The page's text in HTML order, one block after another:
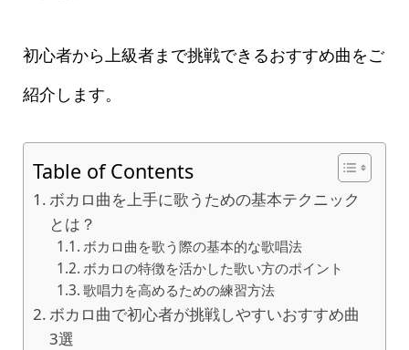
初心者から上級者まで挑戦できるおすすめ曲をご
紹介します。
Table of Contents
ボカロ曲を上手に歌うための基本テクニック
とは？
ボカロ曲を歌う際の基本的な歌唱法
ボカロの特徴を活かした歌い方のポイント
歌唱力を高めるための練習方法
ボカロ曲で初心者が挑戦しやすいおすすめ曲
3選